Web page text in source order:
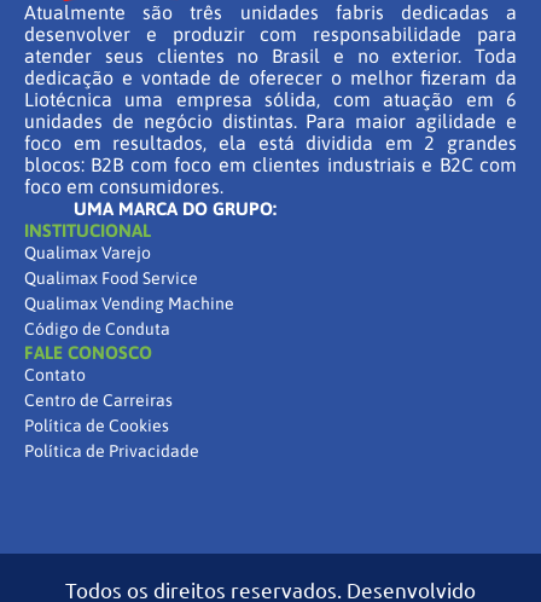
Atualmente são três unidades fabris dedicadas a
desenvolver e produzir com responsabilidade para
atender seus clientes no Brasil e no exterior. Toda
dedicação e vontade de oferecer o melhor fizeram da
Liotécnica uma empresa sólida, com atuação em 6
unidades de negócio distintas. Para maior agilidade e
foco em resultados, ela está dividida em 2 grandes
blocos: B2B com foco em clientes industriais e B2C com
foco em consumidores.
UMA MARCA DO GRUPO:
INSTITUCIONAL
Qualimax Varejo
Qualimax Food Service
Qualimax Vending Machine
Código de Conduta
FALE CONOSCO
Contato
Centro de Carreiras
Política de Cookies
Política de Privacidade
Todos os direitos reservados. Desenvolvido